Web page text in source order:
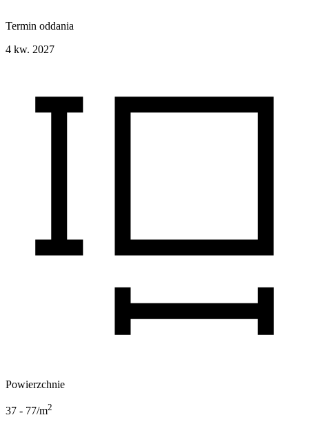
Termin oddania
4 kw. 2027
Powierzchnie
37 - 77/m2